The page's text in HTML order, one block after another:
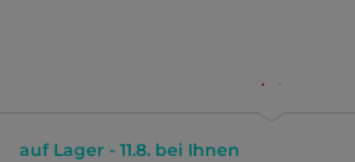
auf Lager - 11.8. bei Ihnen